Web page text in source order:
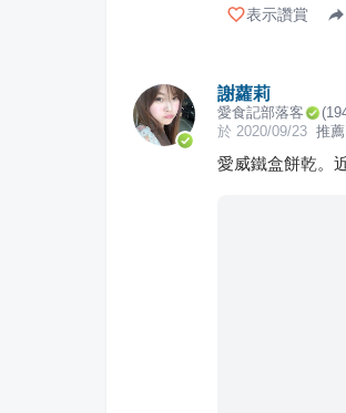
表示讚賞
謝蘿莉
愛食記部落客 (
於 2020/09/23 推
愛威鐵盒餅乾。